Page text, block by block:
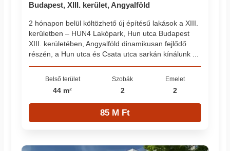
Budapest, XIII. kerület, Angyalföld
2 hónapon belül költözhető új építésű lakások a XIII.
kerületben – HUN4 Lakópark, Hun utca Budapest
XIII. kerületében, Angyalföld dinamikusan fejlődő
részén, a Hun utca és Csata utca sarkán kínálunk ...
Belső terület
44 m²
Szobák
2
Emelet
2
85 M Ft